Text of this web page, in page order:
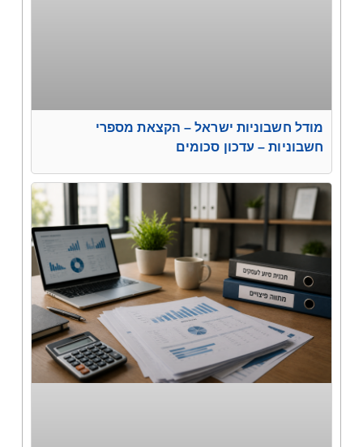
מודל חשבוניות ישראל – הקצאת מספרי
חשבוניות – עדכון סכומים